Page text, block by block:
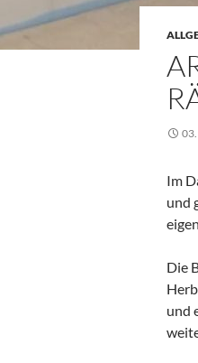
Im
und
Die
und